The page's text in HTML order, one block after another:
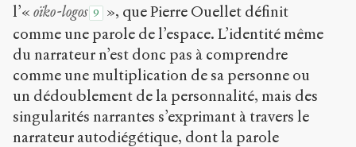
l’« oïko-logos 9
», que Pierre Ouellet définit
comme une parole de l’espace. L’identité même
du narrateur n’est donc pas à comprendre
comme une multiplication de sa personne ou
un dédoublement de la personnalité, mais des
singularités narrantes s’exprimant à travers le
narrateur autodiégétique, dont la parole